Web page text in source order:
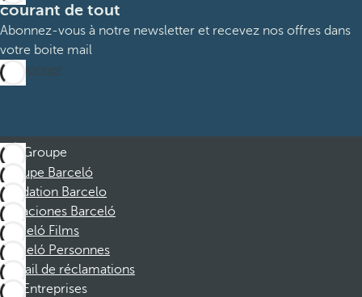
courant de tout
Abonnez-vous à notre newsletter et recevez nos offres dans
votre boite mail
M’abonner
Groupe
Groupe Barceló
Fondation Barcelo
Vacaciones Barceló
Barceló Films
Barceló Personnes
Portail de réclamations
Entreprises